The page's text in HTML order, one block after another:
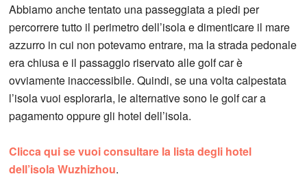
Abbiamo anche tentato una passeggiata a piedi per
percorrere tutto il perimetro dell’isola e dimenticare il mare
azzurro in cui non potevamo entrare, ma la strada pedonale
era chiusa e il passaggio riservato alle golf car è
ovviamente inaccessibile. Quindi, se una volta calpestata
l’isola vuoi esplorarla, le alternative sono le golf car a
pagamento oppure gli hotel dell’isola.
Clicca qui se vuoi consultare la lista degli hotel
dell’isola Wuzhizhou.